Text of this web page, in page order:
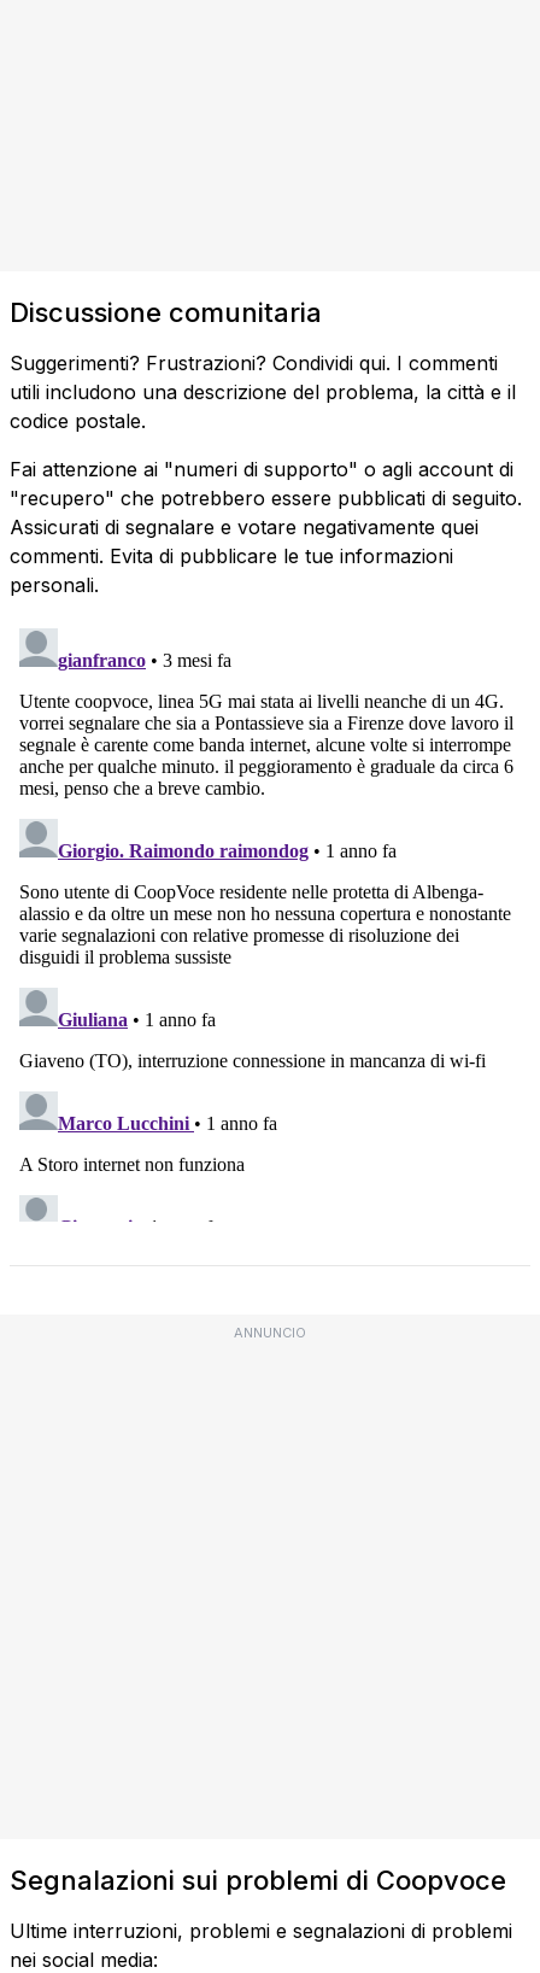
Discussione comunitaria
Suggerimenti? Frustrazioni? Condividi qui. I commenti
utili includono una descrizione del problema, la città e il
codice postale.
Fai attenzione ai "numeri di supporto" o agli account di
"recupero" che potrebbero essere pubblicati di seguito.
Assicurati di segnalare e votare negativamente quei
commenti. Evita di pubblicare le tue informazioni
personali.
ANNUNCIO
Segnalazioni sui problemi di Coopvoce
Ultime interruzioni, problemi e segnalazioni di problemi
nei social media: